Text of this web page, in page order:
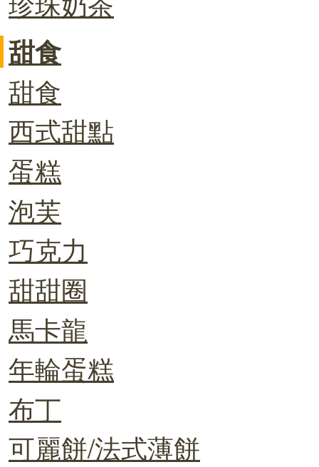
甜食
甜食
西式甜點
蛋糕
泡芙
巧克力
甜甜圈
馬卡龍
年輪蛋糕
布丁
可麗餅/法式薄餅